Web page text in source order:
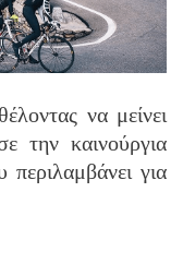
να μείνει
την καινούργια
περιλαμβάνει για